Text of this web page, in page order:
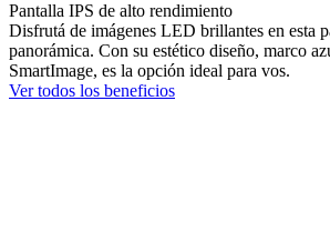
Pantalla IPS de alto rendimiento
Disfrutá de imágenes LED brillantes en esta
panorámica. Con su estético diseño, marco
SmartImage, es la opción ideal para vos.
Ver todos los beneficios